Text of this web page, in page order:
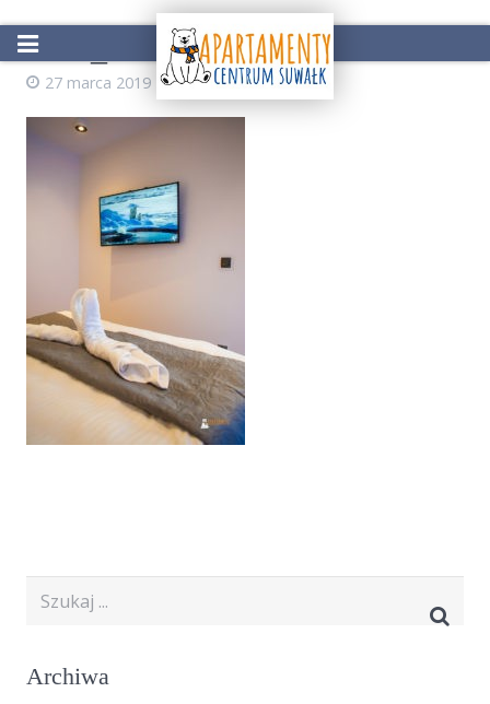
Start
Atrakcje w okolicy
Rezerwacja
IMG_4057
27 marca 2019 AdminZS
Archiwa